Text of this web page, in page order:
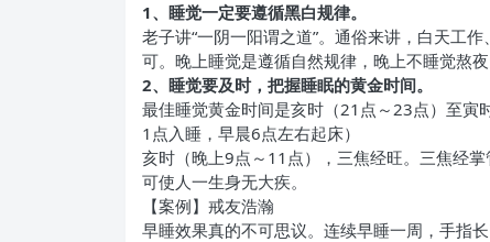
1、睡觉一定要遵循黑白规律。
老子讲“一阴一阳谓之道”。通俗来讲，白天工
可。晚上睡觉是遵循自然规律，晚上不睡觉熬
2、睡觉要及时，把握睡眠的黄金时间。
最佳睡觉黄金时间是亥时（21点～23点）至寅
1点入睡，早晨6点左右起床）
亥时（晚上9点～11点），三焦经旺。三焦经
可使人一生身无大疾。
【案例】戒友浩瀚
早睡效果真的不可思议。连续早睡一周，手指